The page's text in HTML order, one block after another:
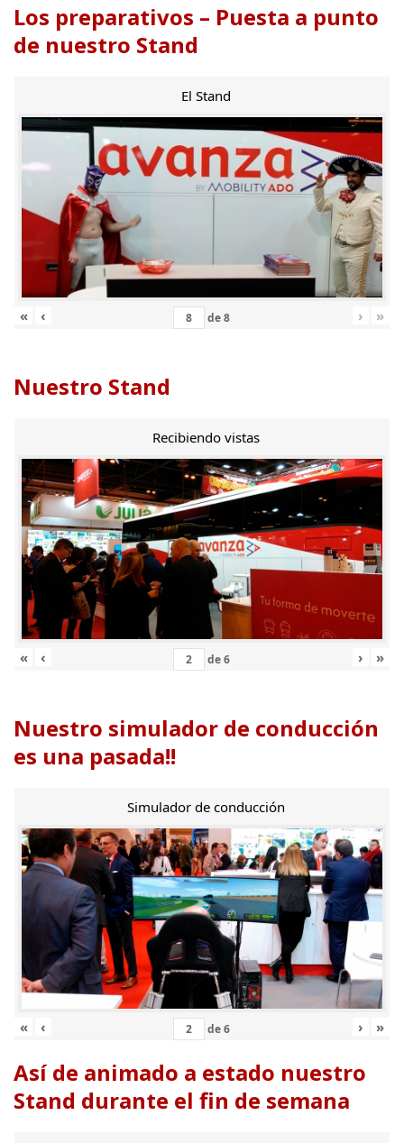
Los preparativos – Puesta a punto
de nuestro Stand
El Stand
« ‹ de8 › »
Nuestro Stand
Recibiendo vistas
« ‹ de6 › »
Nuestro simulador de conducción
es una pasada!!
Simulador de conducción
« ‹ de6 › »
Así de animado a estado nuestro
Stand durante el fin de semana